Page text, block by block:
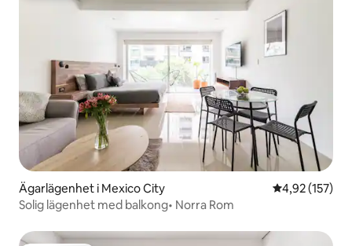
Ägarlägenhet i Mexico City 4,92 av 5 i
4,92 (157)
Solig lägenhet med balkong• Norra Rom